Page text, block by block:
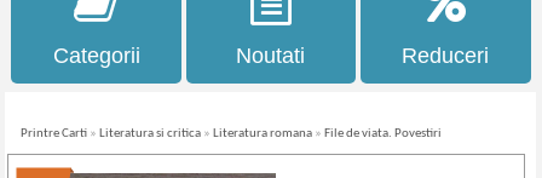
Categorii Noutati Reduceri
Printre Carti » Literatura si critica » Literatura romana » File de viata. Povestiri